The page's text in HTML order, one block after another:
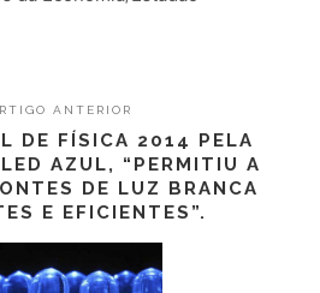
ANTERIOR
DE FÍSICA 2014 PELA
AZUL, “PERMITIU A
DE LUZ BRANCA
E EFICIENTES”.